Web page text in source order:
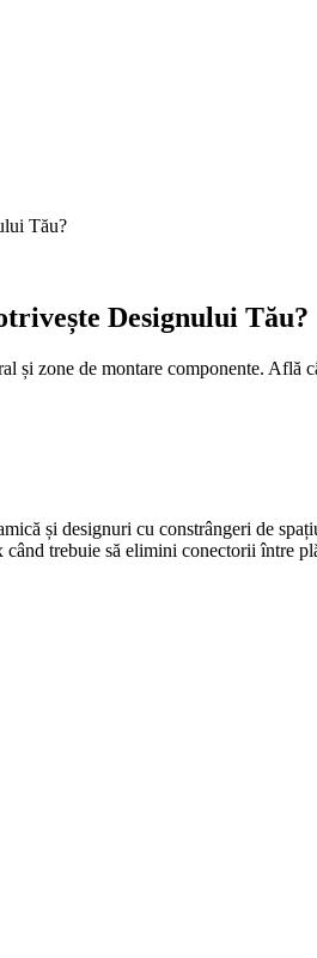
Tău?
Designului Tău?
zone de montare componente. Află
și designuri cu constrângeri de
trebuie să elimini conectorii între